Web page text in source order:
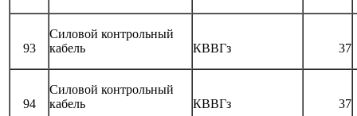
93
Силовой контрольный
кабель
КВВГз 37
94
Силовой контрольный
кабель
КВВГз 37